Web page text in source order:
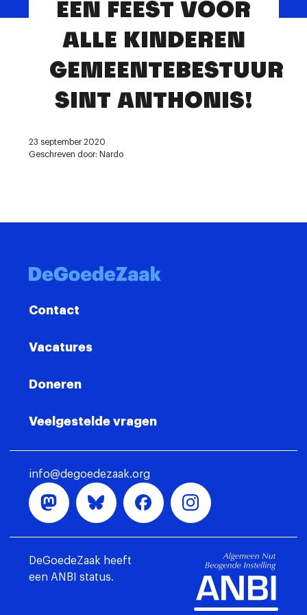
ContactEEN FEEST VOOR
ALLE KINDEREN
GEMEENTEBESTUUR
SINT ANTHONIS!
23 september 2020
Geschreven door: Nardo
Contact
Vacatures
Doneren
Veelgestelde vragen
info@degoedezaak.org
DeGoedeZaak heeft
een ANBI status.